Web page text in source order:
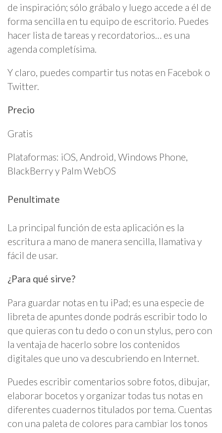
de inspiración; sólo grábalo y luego accede a él de
forma sencilla en tu equipo de escritorio. Puedes
hacer lista de tareas y recordatorios… es una
agenda completísima.
Y claro, puedes compartir tus notas en Facebok o
Twitter.
Precio
Gratis
Plataformas: iOS, Android, Windows Phone,
BlackBerry y Palm WebOS
Penultimate
La principal función de esta aplicación es la
escritura a mano de manera sencilla, llamativa y
fácil de usar.
¿Para qué sirve?
Para guardar notas en tu iPad; es una especie de
libreta de apuntes donde podrás escribir todo lo
que quieras con tu dedo o con un stylus, pero con
la ventaja de hacerlo sobre los contenidos
digitales que uno va descubriendo en Internet.
Puedes escribir comentarios sobre fotos, dibujar,
elaborar bocetos y organizar todas tus notas en
diferentes cuadernos titulados por tema. Cuentas
con una paleta de colores para cambiar los tonos